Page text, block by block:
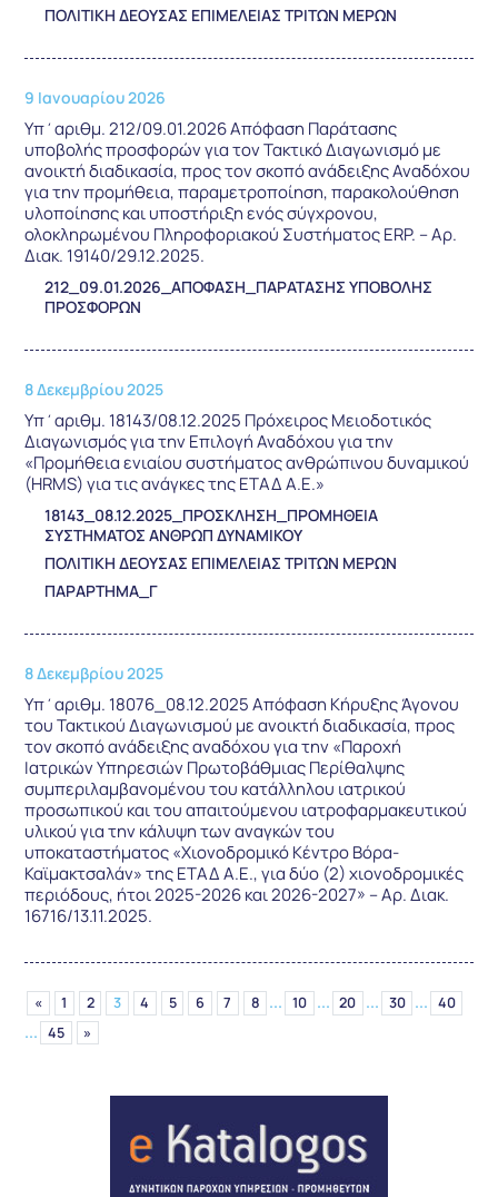
ΠΟΛΙΤΙΚΗ ΔΕΟΥΣΑΣ ΕΠΙΜΕΛΕΙΑΣ ΤΡΙΤΩΝ ΜΕΡΩΝ
9 Ιανουαρίου 2026
Υπ΄αριθμ. 212/09.01.2026 Απόφαση Παράτασης
υποβολής προσφορών για τον Τακτικό Διαγωνισμό με
ανοικτή διαδικασία, προς τον σκοπό ανάδειξης Αναδόχου
για την προμήθεια, παραμετροποίηση, παρακολούθηση
υλοποίησης και υποστήριξη ενός σύγχρονου,
ολοκληρωμένου Πληροφοριακού Συστήματος ERP. – Αρ.
Διακ. 19140/29.12.2025.
212_09.01.2026_ΑΠΟΦΑΣΗ_ΠΑΡΑΤΑΣΗΣ ΥΠΟΒΟΛΗΣ
ΠΡΟΣΦΟΡΩΝ
8 Δεκεμβρίου 2025
Υπ΄αριθμ. 18143/08.12.2025 Πρόχειρος Μειοδοτικός
Διαγωνισμός για την Επιλογή Αναδόχου για την
«Προμήθεια ενιαίου συστήματος ανθρώπινου δυναμικού
(HRMS) για τις ανάγκες της ΕΤΑΔ Α.Ε.»
18143_08.12.2025_ΠΡΟΣΚΛΗΣΗ_ΠΡΟΜΗΘΕΙΑ
ΣΥΣΤΗΜΑΤΟΣ ΑΝΘΡΩΠ ΔΥΝΑΜΙΚΟΥ
ΠΟΛΙΤΙΚΗ ΔΕΟΥΣΑΣ ΕΠΙΜΕΛΕΙΑΣ ΤΡΙΤΩΝ ΜΕΡΩΝ
ΠΑΡΑΡΤΗΜΑ_Γ
8 Δεκεμβρίου 2025
Υπ΄αριθμ. 18076_08.12.2025 Απόφαση Κήρυξης Άγονου
του Τακτικού Διαγωνισμού με ανοικτή διαδικασία, προς
τον σκοπό ανάδειξης αναδόχου για την «Παροχή
Ιατρικών Υπηρεσιών Πρωτοβάθμιας Περίθαλψης
συμπεριλαμβανομένου του κατάλληλου ιατρικού
προσωπικού και του απαιτούμενου ιατροφαρμακευτικού
υλικού για την κάλυψη των αναγκών του
υποκαταστήματος «Χιονοδρομικό Κέντρο Βόρα-
Καϊμακτσαλάν» της ΕΤΑΔ Α.Ε., για δύο (2) χιονοδρομικές
περιόδους, ήτοι 2025-2026 και 2026-2027» – Αρ. Διακ.
16716/13.11.2025.
« 1 2 3 4 5 6 7 8 ... 10 ... 20 ... 30 ... 40
... 45 »